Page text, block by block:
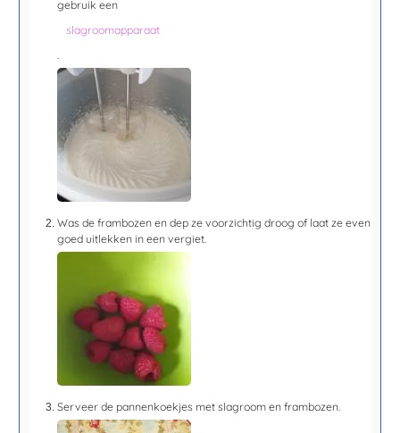
gebruik een
slagroomapparaat
.
Was de frambozen en dep ze voorzichtig droog of laat ze even
goed uitlekken in een vergiet.
Serveer de pannenkoekjes met slagroom en frambozen.